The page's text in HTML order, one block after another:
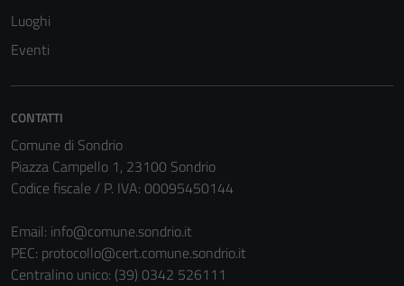
Luoghi
Eventi
CONTATTI
Comune di Sondrio
Piazza Campello 1, 23100 Sondrio
Codice fiscale / P. IVA: 00095450144
Email: info@comune.sondrio.it
PEC: protocollo@cert.comune.sondrio.it
Centralino unico: (39) 0342 526111
funzionamento
Questi cookie
personali.